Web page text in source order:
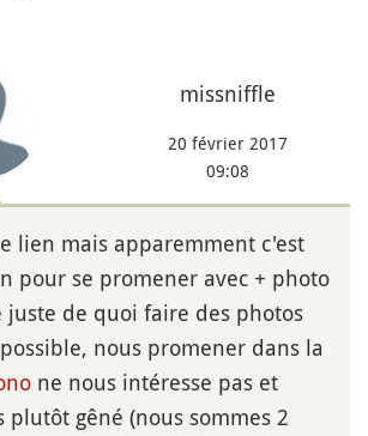
missniffle
20 février 2017
09:08
lien mais apparemment c'est
pour se promener avec + photo
juste de quoi faire des photos
nous promener dans la
ne nous intéresse pas et
plutôt gêné (nous sommes 2